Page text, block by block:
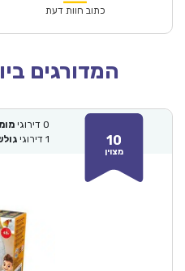
₪101.00.
כתוב חוות דעת
המדורגים
10
מצוין
0 דירוגי
1 דירוגי